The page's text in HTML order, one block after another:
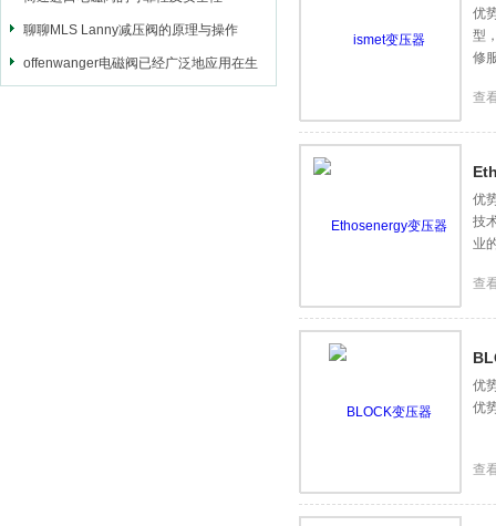
聊聊MLS Lanny减压阀的原理与操作
offenwanger电磁阀已经广泛地应用在生
优
型
修
查
优
技
业
查
优
优
查